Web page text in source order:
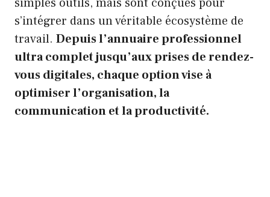
s’intégrer dans un véritable écosystème de
travail. Depuis l’annuaire professionnel
ultra complet jusqu’aux prises de rendez-
vous digitales, chaque option vise à
optimiser l’organisation, la
communication et la productivité.